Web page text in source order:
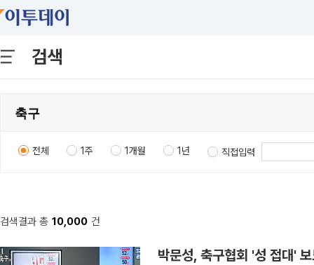
검색
전체 1주 1개월 1년 직접입력
검색결과 총 10,000 건
박문성, 축구협회 '성 접대'